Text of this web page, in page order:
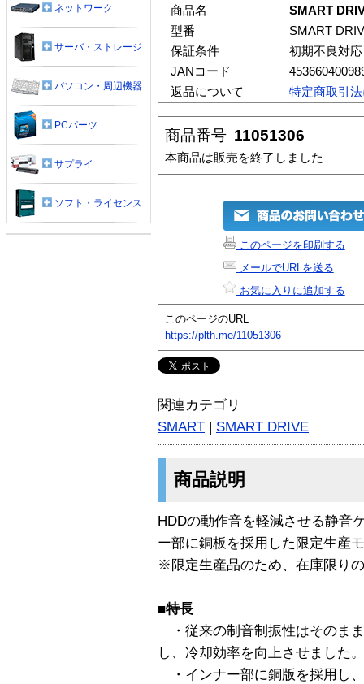
商品名
SMART
型番
SMART
保証条件
初期不良対
JANコード
返品について
特定商取引
商品番号 11051306
本商品は販売を終了しました
このページを印刷する
メールでURLを送る
お気に入りに追加する
このページのURL
https://plth.me/11051306
関連カテゴリ
SMART | SMART DRIVE
商品説明
HDDの動作音を軽減させる静音
ー部に銅板を採用した限定生産
※限定生産品のため、在庫限り
■特長
・従来の制音制振性はそのま
し、冷却効率を向上させました。
・インナー部に銅版を採用し
ネットワーク
サーバ・ストレージ
パソコン・周辺機器
PCパーツ
サプライ
ソフト・ライセンス